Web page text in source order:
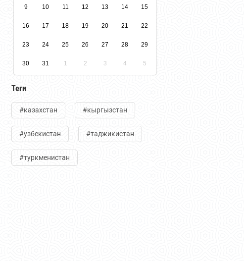
9 10 11 12 13 14 15
16 17 18 19 20 21 22
23 24 25 26 27 28 29
30 31 1 2 3 4 5
Теги
#казахстан #кыргызстан
#узбекистан #таджикистан
#туркменистан